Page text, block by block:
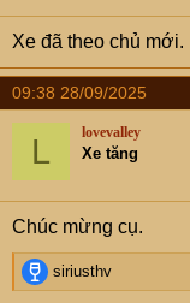
Xe đã theo chủ
09:38 28/09/2025
L lovevalley
Xe tăng
Chúc mừng cụ.
R
e
siriusthv